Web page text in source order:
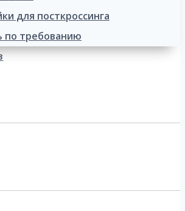
для посткроссинга
по требованию